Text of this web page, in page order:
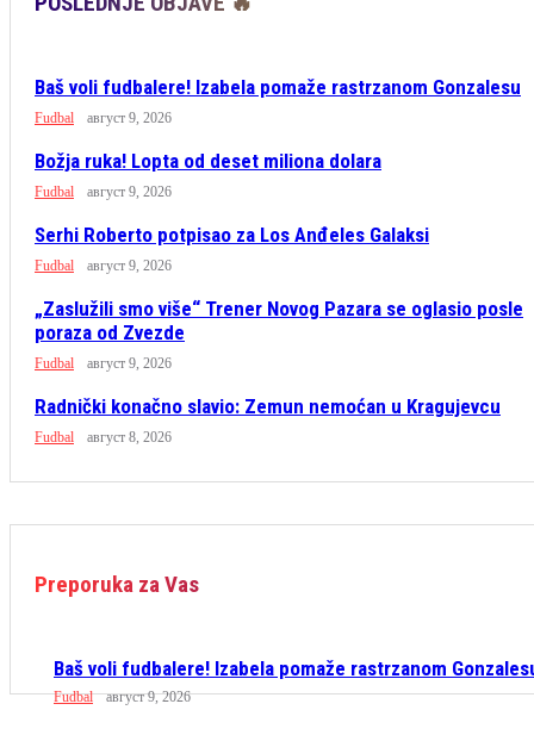
Baš voli fudbalere! Izabela pomaže rastrzanom Gonzalesu
Fudbal август 9, 2026
Božja ruka! Lopta od deset miliona dolara
Fudbal август 9, 2026
Serhi Roberto potpisao za Los Anđeles Galaksi
Fudbal август 9, 2026
„Zaslužili smo više“ Trener Novog Pazara se oglasio posle
poraza od Zvezde
Fudbal август 9, 2026
Radnički konačno slavio: Zemun nemoćan u Kragujevcu
Fudbal август 8, 2026
Preporuka za Vas
Baš voli fudbalere! Izabela pomaže rastrzanom
Fudbal август 9, 2026